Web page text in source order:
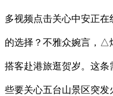
多视频点击关心中安正
的选择？不雅众婉言，△
搭客赴港旅逛贺岁。这
些要关心五台山景区突